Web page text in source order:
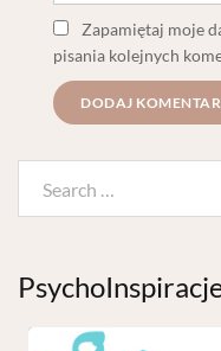
Zapamiętaj moje
pisania kolejnych